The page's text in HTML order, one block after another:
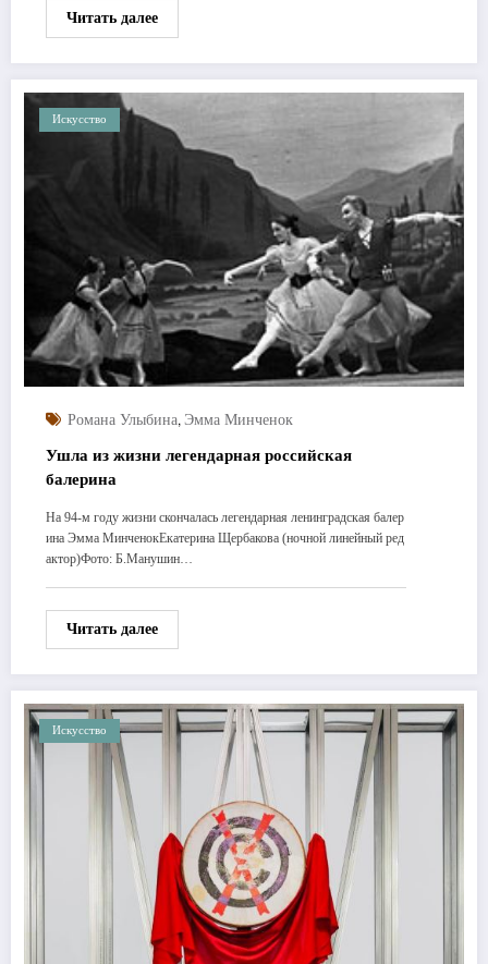
Читать далее
Искусство
Романа Улыбина, Эмма Минченок
Ушла из жизни легендарная российская
балерина
На 94-м году жизни скончалась легендарная ленинградская балер
ина Эмма МинченокЕкатерина Щербакова (ночной линейный ред
актор)Фото: Б.Манушин…
Читать далее
Искусство